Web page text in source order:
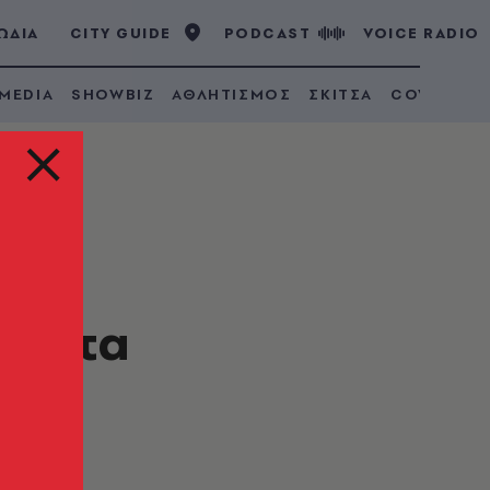
CITY GUIDE PODCAST VOICE RADIO
SHOWBIZ ΑΘΛΗΤΙΣΜΟΣ ΣΚΙΤΣΑ COVID 19